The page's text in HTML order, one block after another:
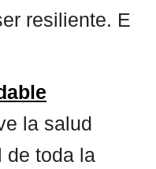
resiliente. E
la salud
de toda la